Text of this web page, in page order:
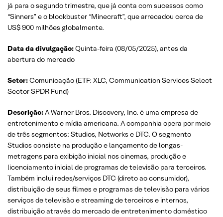
já para o segundo trimestre, que já conta com sucessos como
“Sinners” e o blockbuster “Minecraft”, que arrecadou cerca de
US$ 900 milhões globalmente.
Data da divulgação:Quinta-feira (08/05/2025), antes da
abertura do mercado
Setor:Comunicação (ETF: XLC, Communication Services Select
Sector SPDR Fund)
Descrição:A Warner Bros. Discovery, Inc. é uma empresa de
entretenimento e mídia americana. A companhia opera por meio
de três segmentos: Studios, Networks e DTC. O segmento
Studios consiste na produção e lançamento de longas-
metragens para exibição inicial nos cinemas, produção e
licenciamento inicial de programas de televisão para terceiros.
Também inclui redes/serviços DTC (direto ao consumidor),
distribuição de seus filmes e programas de televisão para vários
serviços de televisão e streaming de terceiros e internos,
distribuição através do mercado de entretenimento doméstico